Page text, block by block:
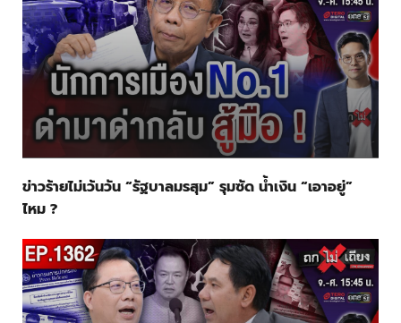
ข่าวร้ายไม่เว้นวัน “รัฐบาลมรสุม” รุมซัด น้ำเงิน “เอาอยู่”
ไหม ?